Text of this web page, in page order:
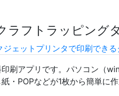
ラフトラッピング
刷アプリです。パソコン（
・POPなどが1枚から簡単に作